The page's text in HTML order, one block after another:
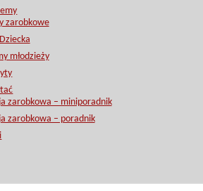
zarobkowe
młodzieży
zarobkowa – miniporadnik
zarobkowa – poradnik